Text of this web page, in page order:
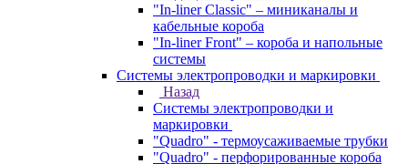
"In-liner Classic" – миниканалы и
кабельные короба
"In-liner Front" – короба и напольные
системы
Системы электропроводки и маркировки
Назад
Системы электропроводки и
маркировки
"Quadro" - термоусаживаемые трубки
"Quadro" - перфорированные короба